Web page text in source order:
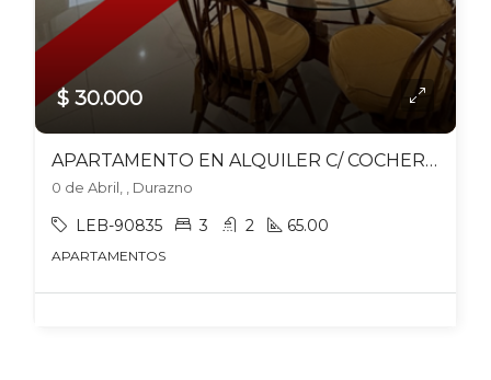
$ 30.000
APARTAMENTO EN ALQUILER C/ COCHERA EN DURAZNO
0 de Abril, , Durazno
LEB-90835 3 2 65.00
APARTAMENTOS